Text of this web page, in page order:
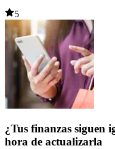
5
¿Tus finanzas siguen
hora de actualizarla